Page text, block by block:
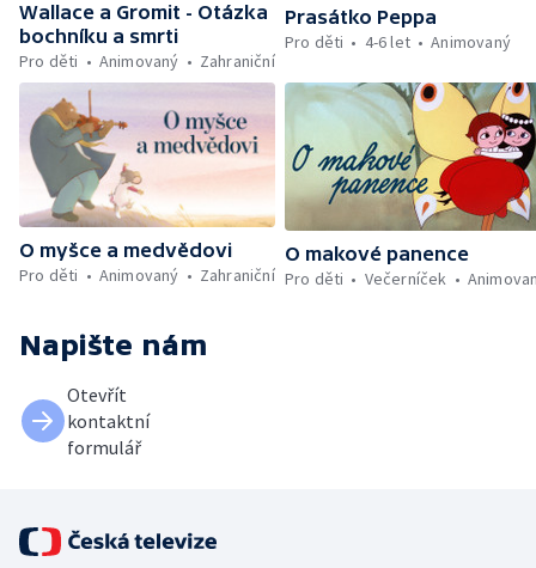
Wallace a Gromit - Otázka
bochníku a smrti
Pro děti
Animovaný Zahraniční
Prasátko Peppa
Pro děti
4-6 let Animovaný
O myšce a medvědovi
Pro děti
Animovaný Zahraniční
O makové panence
Pro děti
Večerníček
Napište nám
Otevřít
kontaktní
formulář